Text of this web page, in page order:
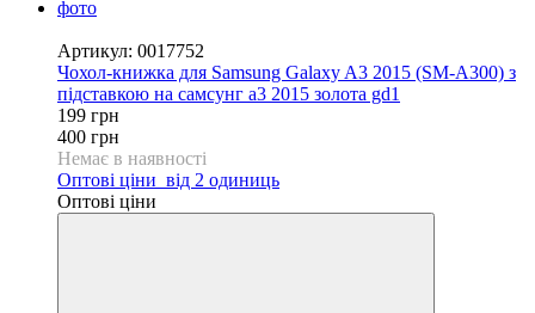
Артикул: 0017752
Чохол-книжка для Samsung Galaxy A3 2015 (SM-A300) з
підставкою на самсунг а3 2015 золота gd1
199 грн
400 грн
Немає в наявності
Оптові ціни від 2 одиниць
Оптові ціни